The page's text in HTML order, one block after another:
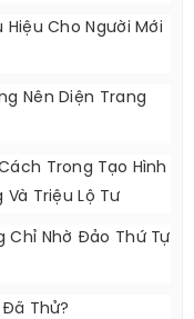
Hiệu Cho Người Mới
Nên Diện Trang
Trong Tạo Hình
Và Triệu Lộ Tư
Chỉ Nhờ Đảo Thứ Tự
Thử?